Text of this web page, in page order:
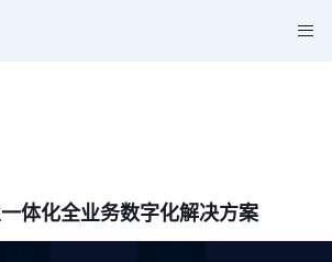
体化全业务数字化解决方案